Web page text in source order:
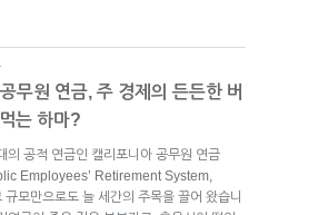
무원 연금, 주 경제의 든든한 버
는 하마?
의 공적 연금인 캘리포니아 공무원 연금
Employees’ Retirement System,
모만으로도 늘 세간의 주목을 끌어 왔습니